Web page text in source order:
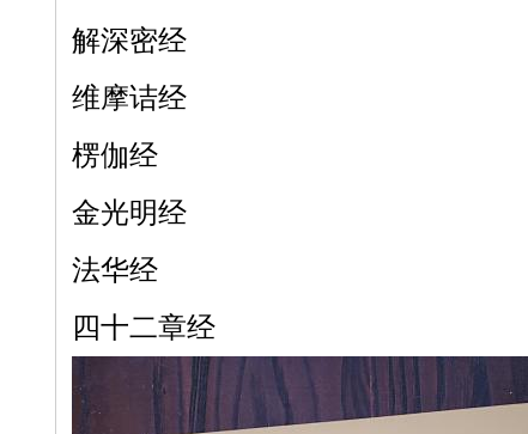
解深密经
维摩诘经
楞伽经
金光明经
法华经
四十二章经